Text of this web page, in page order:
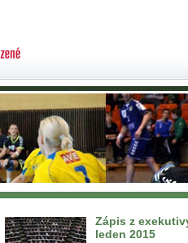
Zápis z
leden 2015